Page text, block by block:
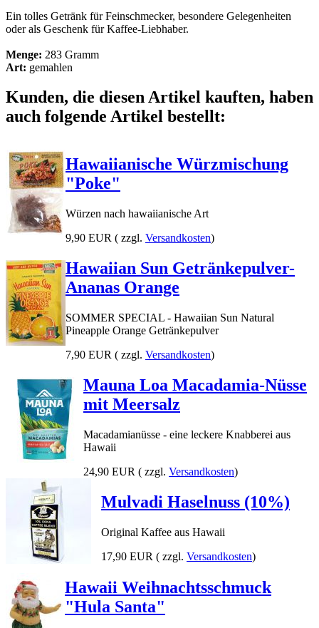
Ein tolles Getränk für Feinschmecker, besondere Gelegenheiten
oder als Geschenk für Kaffee-Liebhaber.
Menge: 283 Gramm
Art: gemahlen
Kunden, die diesen Artikel kauften, haben
auch folgende Artikel bestellt:
Hawaiianische Würzmischung
"Poke"
Würzen nach hawaiianische Art
9,90 EUR ( zzgl. Versandkosten)
Hawaiian Sun Getränkepulver-
Ananas Orange
SOMMER SPECIAL - Hawaiian Sun Natural
Pineapple Orange Getränkepulver
7,90 EUR ( zzgl. Versandkosten)
Mauna Loa Macadamia-Nüsse
mit Meersalz
Macadamianüsse - eine leckere Knabberei aus
Hawaii
24,90 EUR ( zzgl. Versandkosten)
Mulvadi Haselnuss (10%)
Original Kaffee aus Hawaii
17,90 EUR ( zzgl. Versandkosten)
Hawaii Weihnachtsschmuck
"Hula Santa"